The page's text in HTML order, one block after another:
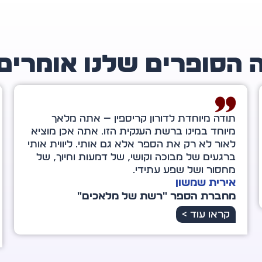
הסופרים שלנו
דורון קריספין, כשהייתי בת ארבע־עשרה צפיתי
בסרט בשם "גראנד קניון", שהשפיע רבות על
חיי. מאותו הרגע ממש, כשיצאתי מבית הקולנוע,
הבנתי שאם נכנס אדם לחייך – יש סיבה לכך. לא
בהכרח נבין זאת באותו הרגע, אלא לעתים רק
במבט לאחור.
רינת ונטורה
מחברת הספר "הכוח שבי"